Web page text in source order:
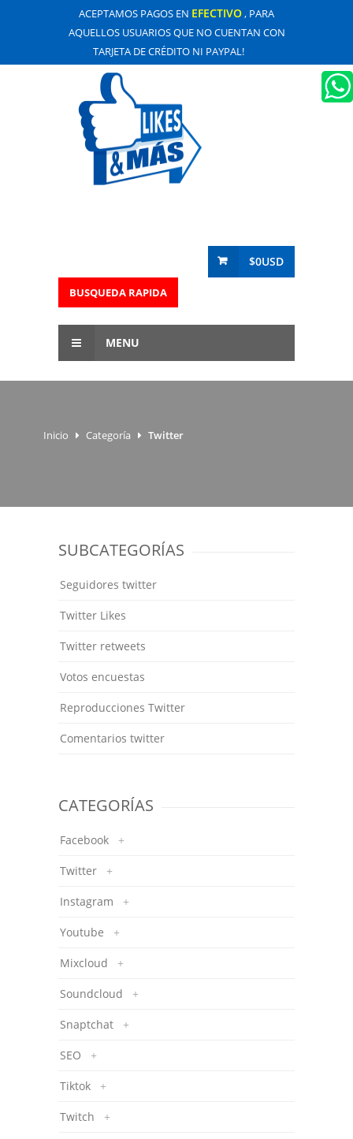
ACEPTAMOS PAGOS EN EFECTIVO, PARA
AQUELLOS USUARIOS QUE NO CUENTAN CON
TARJETA DE CRÉDITO NI PAYPAL!
$0USD
BUSQUEDA RAPIDA
MENU
Inicio Categoría Twitter
SUBCATEGORÍAS
Seguidores twitter
Twitter Likes
Twitter retweets
Votos encuestas
Reproducciones Twitter
Comentarios twitter
CATEGORÍAS
Facebook +
Twitter +
Instagram +
Youtube +
Mixcloud +
Soundcloud +
Snaptchat +
SEO +
Tiktok +
Twitch +